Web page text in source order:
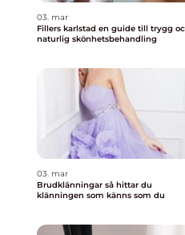
03. mar
Fillers karlstad en guide till trygg och
naturlig skönhetsbehandling
03. mar
Brudklänningar så hittar du
klänningen som känns som du